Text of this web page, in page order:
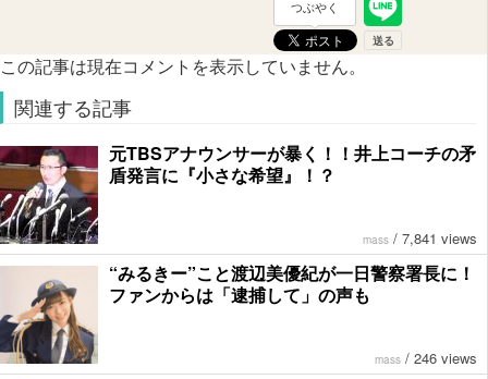
つぶやく
この記事は現在コメントを表示していません。
関連する記事
元TBSアナウンサーが暴く！！井上コーチの矛
盾発言に『小さな希望』！？
mass / 7,841 views
“みるきー”こと渡辺美優紀が一日警察署長に！
ファンからは「逮捕して」の声も
mass / 246 views